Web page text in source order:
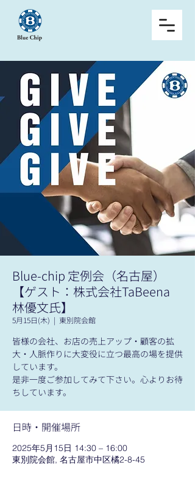
Blue-chip 定例会（名古屋）
【ゲスト：株式会社TaBeena
林優文氏】
5月15日(木)
  |
東別院会館
皆様の会社、お店の売上アップ・顧客の拡
大・人脈作りに大変役に立つ最高の場を提供
しています。
是非一度ご参加してみて下さい。心よりお待
ちしています。
日時・開催場所
2025年5月15日 14:30 – 16:00
東別院会館, 名古屋市中区橘2-8-45